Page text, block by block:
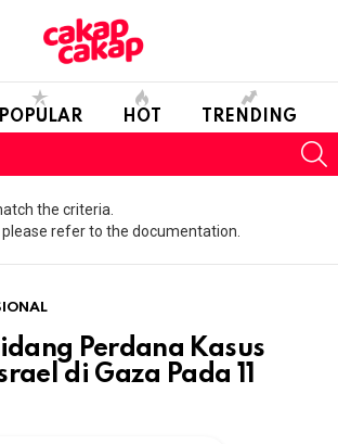
POPULAR HOT TRENDING
the criteria.
refer to the documentation.
Perdana Kasus
di Gaza Pada 11